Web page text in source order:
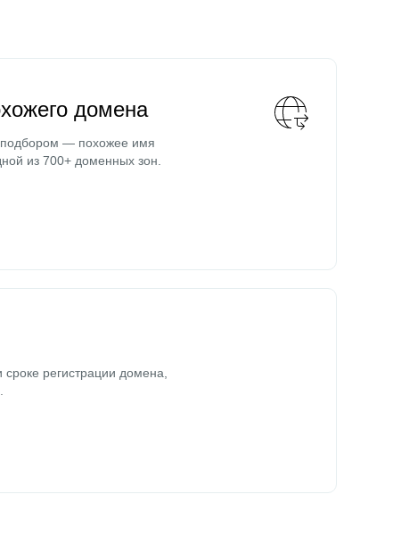
домена
подбором — похожее имя
из 700+ доменных зон.
регистрации домена,